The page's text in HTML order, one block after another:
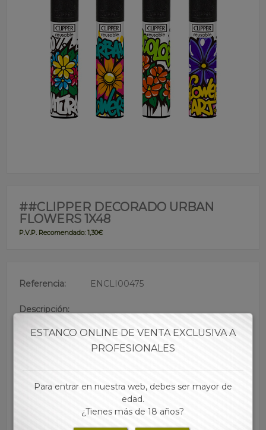
##CLIPPER DECORADO URBAN
FLOWERS 1X48
P.V.P. Recomendado: 1,30€
Referencia: ENCLI00475
Descripción:
• +3000 encendidas efectivas
• El gas se puede recargar y la piedra se puede cambiar
• Cada expositor contiene 48 mecheros
• Las mejores marcas de papel, tubos, filtros y
accesorios para tu estanco lo encontraras en nuestra
ESTANCO ONLINE DE VENTA EXCLUSIVA A
PROFESIONALES
Para entrar en nuestra web, debes ser mayor de
edad.
¿Tienes más de 18 años?